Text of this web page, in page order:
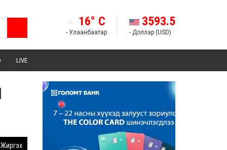
16° C
- Улаанбаатар
3593.5
- Доллар (USD)
LIVE
Жиргэх